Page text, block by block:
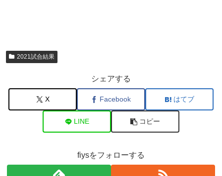
2021試合結果
シェアする
X Facebook はてブ
LINE コピー
fiysをフォローする